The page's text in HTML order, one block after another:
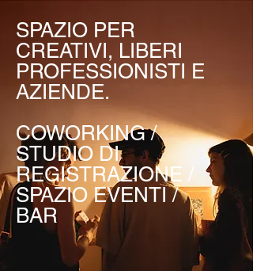
SPAZIO PER
CREATIVI, LIBERI
PROFESSIONISTI E
AZIENDE.
COWORKING /
STUDIO DI
REGISTRAZIONE /
SPAZIO EVENTI /
BAR